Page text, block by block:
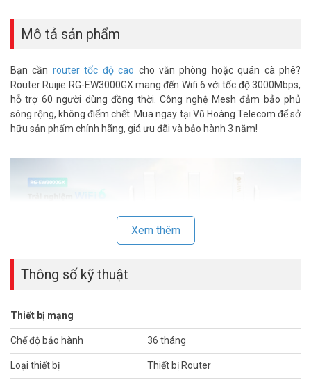
Mô tả sản phẩm
Bạn cần router tốc độ cao cho văn phòng hoặc quán cà phê?
Router Ruijie RG-EW3000GX mang đến Wifi 6 với tốc độ 3000Mbps,
hỗ trợ 60 người dùng đồng thời. Công nghệ Mesh đảm bảo phủ
sóng rộng, không điểm chết. Mua ngay tại Vũ Hoàng Telecom để sở
hữu sản phẩm chính hãng, giá ưu đãi và bảo hành 3 năm!
Tính năng nổi bật của Router Ruijie RG-
EW3000GX
Tốc độ Wifi 6 vượt trội
Xem thêm
Thông số kỹ thuật
Thiết bị mạng
Chế độ bảo hành 36 tháng
Loại thiết bị Thiết bị Router